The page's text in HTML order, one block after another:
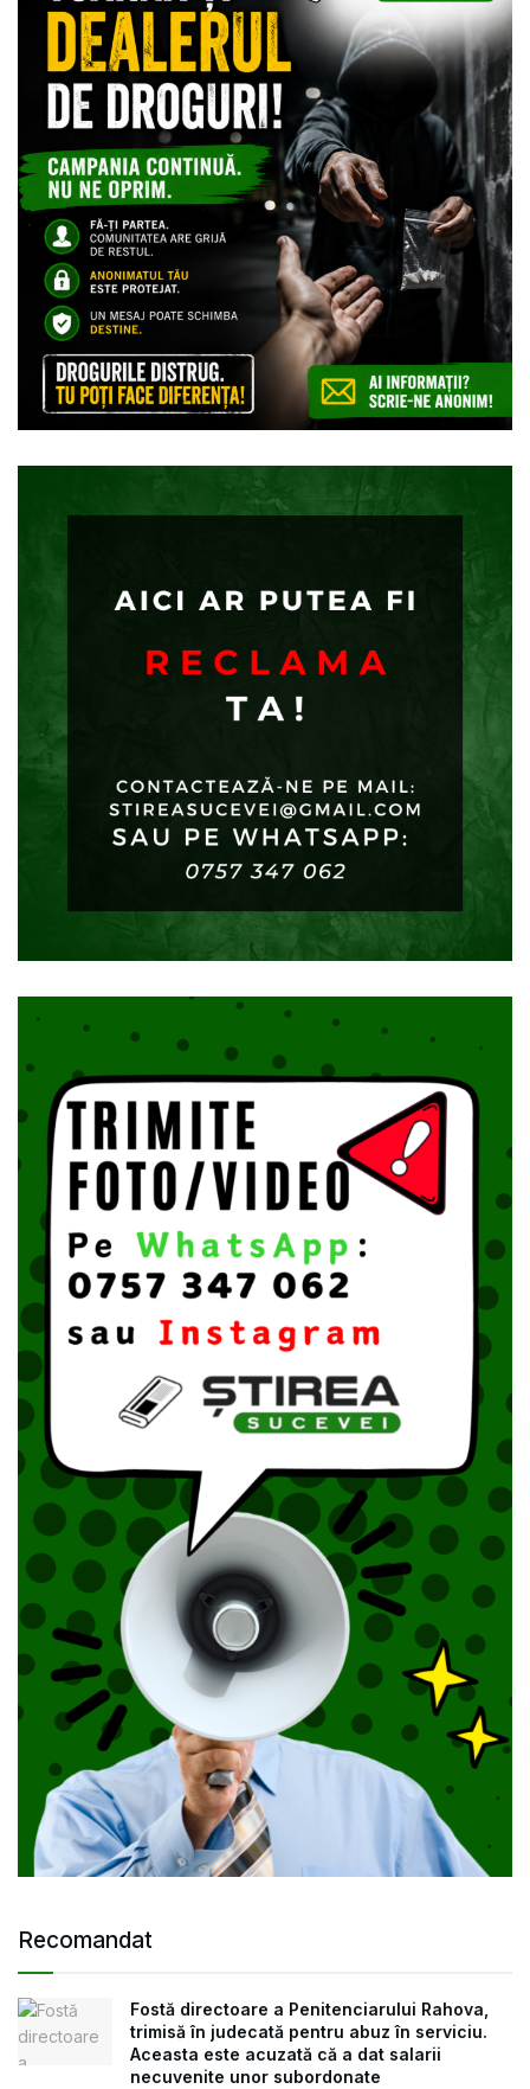
Recomandat
Fostă directoare a Penitenciarului Rahova,
trimisă în judecată pentru abuz în serviciu.
Aceasta este acuzată că a dat salarii
necuvenite unor subordonate